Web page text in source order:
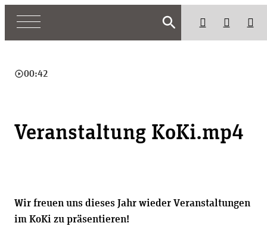
search
play_circle_outline00:42
Veranstaltung KoKi.mp4
Wir freuen uns dieses Jahr wieder Veranstaltungen
im KoKi zu präsentieren!